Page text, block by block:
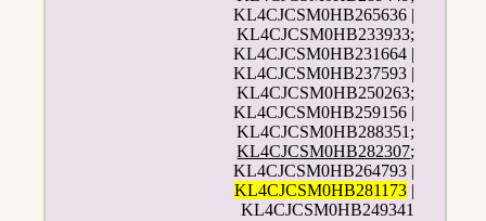
KL4CJCSM0HB265636 |
KL4CJCSM0HB233933;
KL4CJCSM0HB231664 |
KL4CJCSM0HB237593 |
KL4CJCSM0HB250263;
KL4CJCSM0HB259156 |
KL4CJCSM0HB288351;
KL4CJCSM0HB282307;
KL4CJCSM0HB264793 |
KL4CJCSM0HB281173 |
KL4CJCSM0HB249341